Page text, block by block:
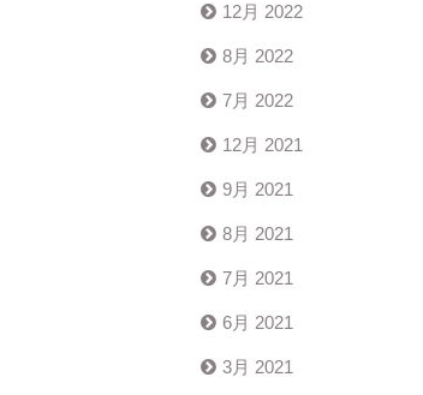
12月 2022
8月 2022
7月 2022
12月 2021
9月 2021
8月 2021
7月 2021
6月 2021
3月 2021